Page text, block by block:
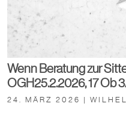
Wenn Beratung zur
OGH25.2.2026, 17 Ob
24. MÄRZ 2026 |